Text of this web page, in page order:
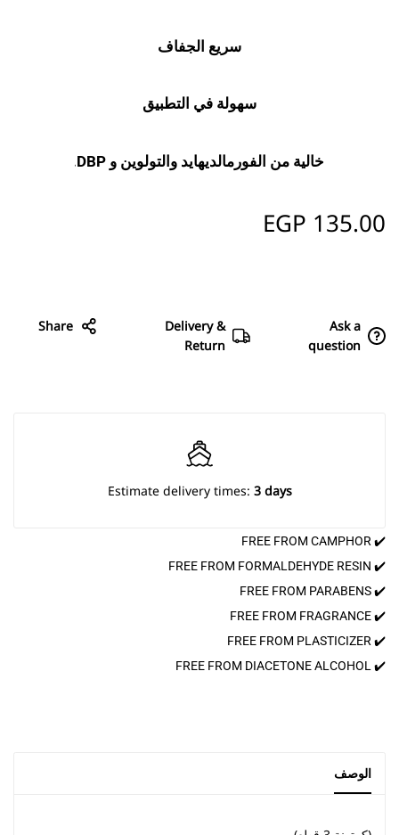
سريع الجفاف
سهولة في التطبيق
خالية من الفورمالديهايد والتولوين و DBP.
EGP 135.00
Ask a
question
Delivery &
Return
Share
Estimate delivery times: 3 days
✔️ FREE FROM CAMPHOR
✔️ FREE FROM FORMALDEHYDE RESIN
✔️ FREE FROM PARABENS
✔️ FREE FROM FRAGRANCE
✔️ FREE FROM PLASTICIZER
✔️ FREE FROM DIACETONE ALCOHOL
الوصف